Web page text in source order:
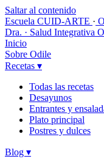
Saltar al contenido
Escuela CUID-ARTE ·
Dra. · Salud Integrativa
Inicio
Sobre Odile
Recetas ▾
Todas las recetas
Desayunos
Entrantes y
Plato principal
Postres y dulces
Blog ▾